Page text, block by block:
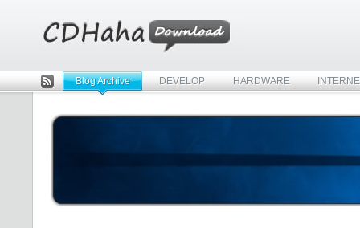
Rss
Blog Archive DEVELOP HARDWARE